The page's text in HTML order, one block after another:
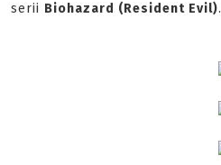
serii Biohazard (Resident Evil).